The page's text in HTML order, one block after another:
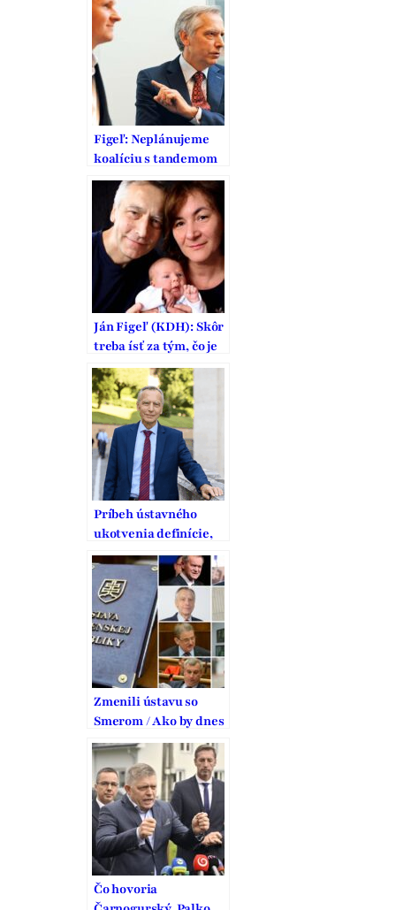
Figeľ: Neplánujeme
koalíciu s tandemom
Široký – Fico
Ján Figeľ (KDH): Skôr
treba ísť za tým, čo je
správne, nie len
populárne
Príbeh ústavného
ukotvenia definície,
ochrany a podpory
manželstva na
Slovensku
Zmenili ústavu so
Smerom / Ako by dnes
hlasovali Figeľ,
Hrušovský, Jurinová
či Kaník? A čo radia
KDH? (anketa)
Čo hovoria